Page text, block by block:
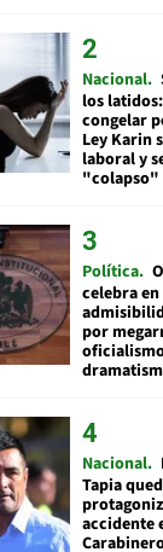
Nacional
los
congelar
Ley Karin
laboral y
"colapso"
Política
celebra
por
Nacional
Tapia
accidente